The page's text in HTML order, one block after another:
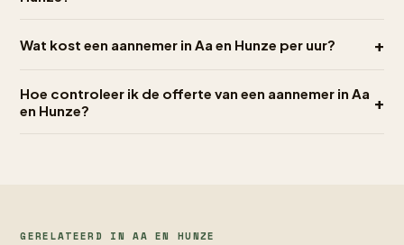
Wat kost een aannemer in Aa en Hunze per uur? +
Hoe controleer ik de offerte van een aannemer in Aa
en Hunze?
+
GERELATEERD IN AA EN HUNZE